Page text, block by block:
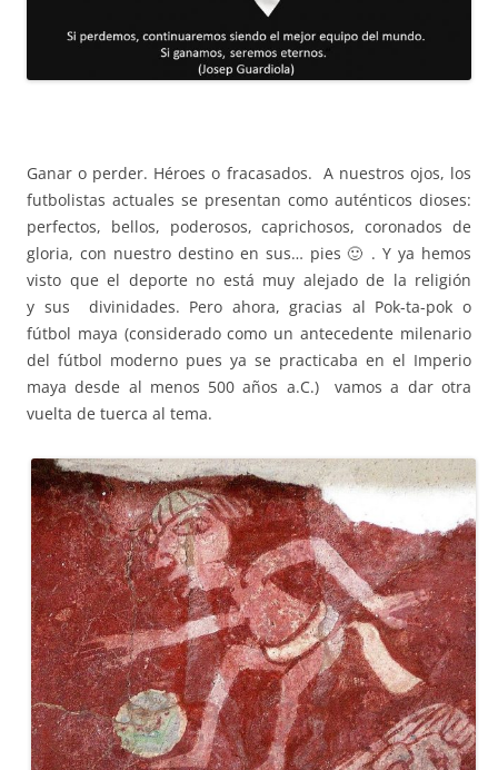
Ganar o perder. Héroes o fracasados. A nuestros ojos, los
futbolistas actuales se presentan como auténticos dioses:
perfectos, bellos, poderosos, caprichosos, coronados de
gloria, con nuestro destino en sus… pies 🙂 . Y ya hemos
visto que el deporte no está muy alejado de la religión
y sus divinidades. Pero ahora, gracias al Pok-ta-pok o
fútbol maya (considerado como un antecedente milenario
del fútbol moderno pues ya se practicaba en el Imperio
maya desde al menos 500 años a.C.) vamos a dar otra
vuelta de tuerca al tema.